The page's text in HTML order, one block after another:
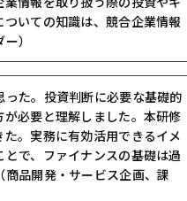
いての知識は、競合企業情報
）
た。投資判断に必要な基礎的
必要と理解しました。本研修
。実務に有効活用できるイメ
で、ファイナンスの基礎は過
品開発・サービス企画、課